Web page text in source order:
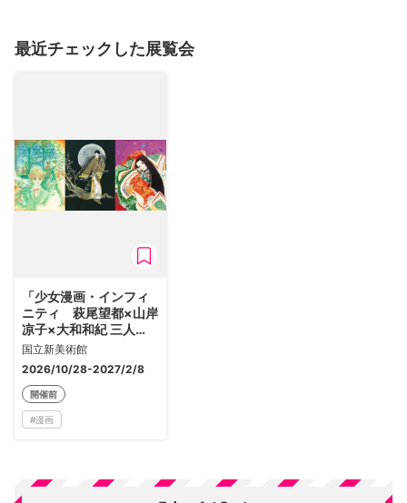
最近チェックした展覧会
「少女漫画・インフィ
ニティ 萩尾望都×山岸
凉子×大和和紀 三人
展」
国立新美術館
2026/10/28-2027/2/8
開催前
#漫画